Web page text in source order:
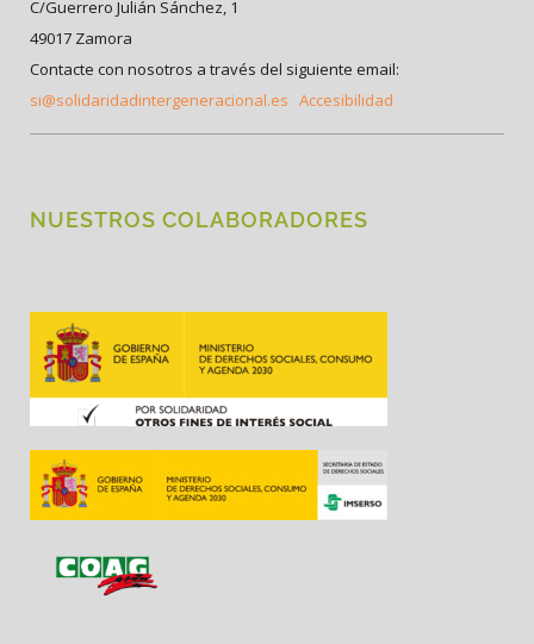
C/Guerrero Julián Sánchez, 1
49017 Zamora
Contacte con nosotros a través del siguiente email:
si@solidaridadintergeneracional.es Accesibilidad
NUESTROS COLABORADORES